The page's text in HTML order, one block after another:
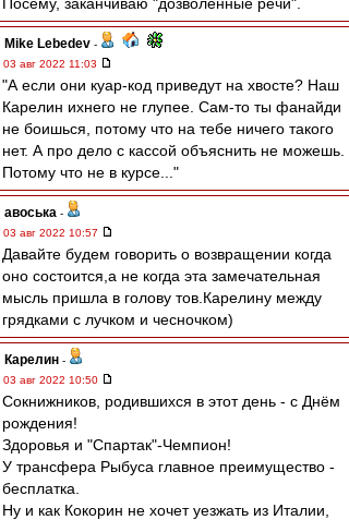
Mike Lebedev -
03 авг 2022 11:03
"А если они куар-код приведут на хвосте? Наш
Карелин ихнего не глупее. Сам-то ты фанайди
не боишься, потому что на тебе ничего такого
нет. А про дело с кассой объяснить не можешь.
Потому что не в курсе..."
авоська -
03 авг 2022 10:57
Давайте будем говорить о возвращении когда
оно состоится,а не когда эта замечательная
мысль пришла в голову тов.Карелину между
грядками с лучком и чесночком)
Карелин -
03 авг 2022 10:50
Сокнижников, родившихся в этот день - с Днём
рождения!
Здоровья и "Спартак"-Чемпион!
У трансфера Рыбуса главное преимущество -
бесплатка.
Ну и как Кокорин не хочет уезжать из Италии,